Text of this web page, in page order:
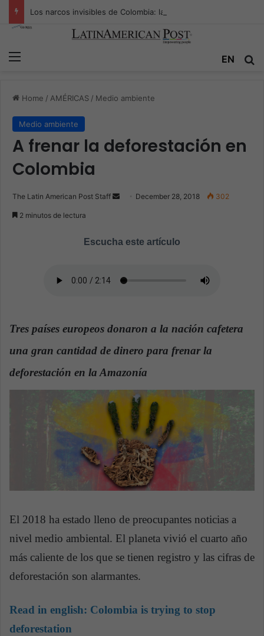
EN
Home / AMÉRICAS / Medio ambiente
Medio ambiente
A frenar la deforestación en
Colombia
The Latin American Post Staff
d
e
December 28, 2018 302
2 minutos de lectura
Escucha este artículo
Tres países europeos donaron a la nación cafetera
una gran cantidad de dinero para frenar la
deforestación en la Amazonía
El 2018 ha estado lleno de preocupantes noticias a
nivel medio ambiental. El planeta vivió el cuarto año
más caliente de los que se tienen registro y las cifras de
deforestación son alarmantes.
Read in english: Colombia is trying to stop
deforestation